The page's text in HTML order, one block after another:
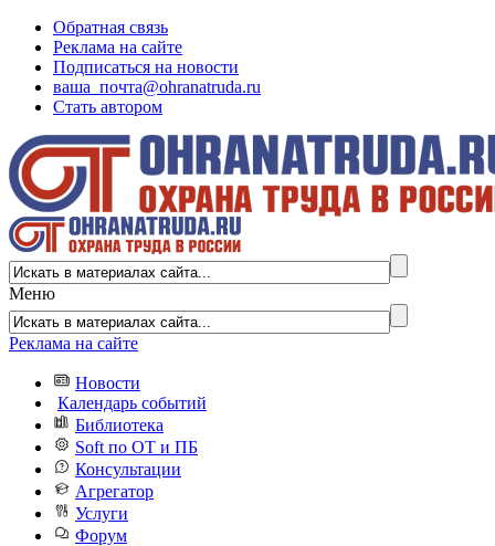
Обратная связь
Реклама на сайте
Подписаться на новости
ваша_почта@ohranatruda.ru
Стать автором
Меню
Реклама на сайте
Новости
Календарь событий
Библиотека
Soft по ОТ и ПБ
Консультации
Агрегатор
Услуги
Форум